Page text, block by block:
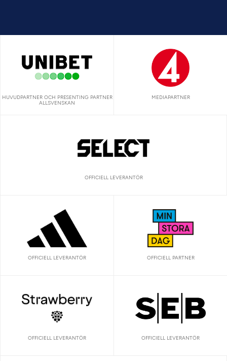
HUVUDPARTNER OCH PRESENTING PARTNER
ALLSVENSKAN
MEDIAPARTNER
OFFICIELL LEVERANTÖR
OFFICIELL LEVERANTÖR OFFICIELL PARTNER
OFFICIELL LEVERANTÖR OFFICIELL LEVERANTÖR